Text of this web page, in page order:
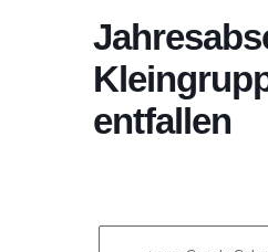
entfallen